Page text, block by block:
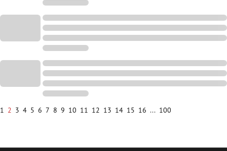
1 2 3 4 5 6 7 8 9 10 11 12 13 14 15 16 ... 100